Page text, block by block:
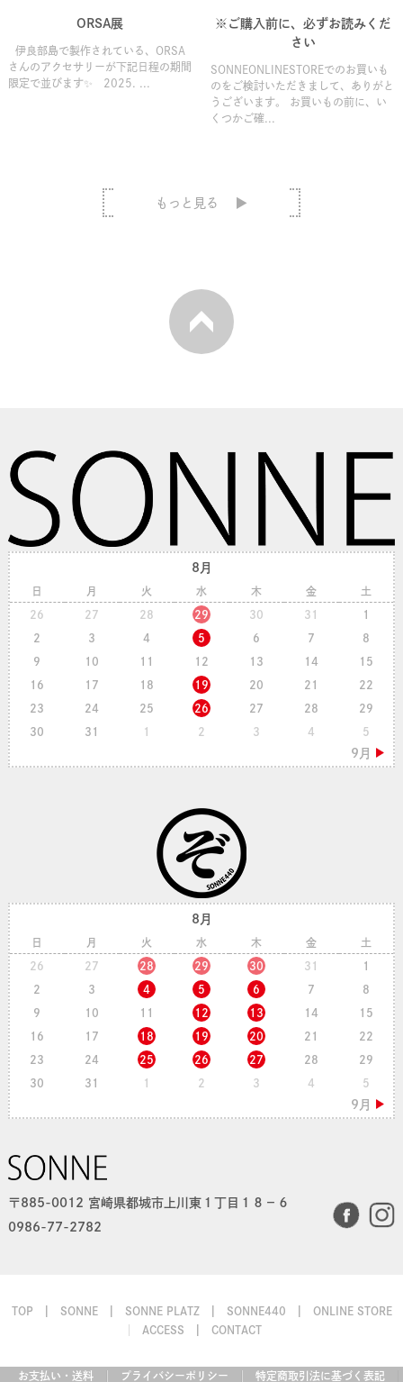
ORSA展
伊良部島で製作されている、ORSA
さんのアクセサリーが下記日程の期間
限定で並びます✨ 2025. ...
※ご購入前に、必ずお読みくだ
さい
SONNEONLINESTOREでのお買いも
のをご検討いただきまして、ありがと
うございます。 お買いもの前に、い
くつかご確...
もっと見る
8月
日 月 火 水 木 金 土
26 27 28 29 30 31 1
2 3 4 5 6 7 8
9 10 11 12 13 14 15
16 17 18 19 20 21 22
23 24 25 26 27 28 29
30 31 1 2 3 4 5
8月
日 月 火 水 木 金 土
26 27 28 29 30 31 1
2 3 4 5 6 7 8
9 10 11 12 13 14 15
16 17 18 19 20 21 22
23 24 25 26 27 28 29
30 31 1 2 3 4 5
〒885-0012 宮崎県都城市上川東１丁目１８−６
0986-77-2782
TOP SONNE SONNE PLATZ SONNE440
ONLINE STORE
ACCESS
CONTACT
お支払い・送料 プライバシーポリシー 特定商取引法に基づく表記